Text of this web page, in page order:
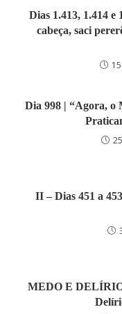
Dias 1.413, 1.414 e
cabeça, saci
Dia 998 | “Agora, o
II – Dias 451 a
MEDO E